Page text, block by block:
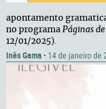
apontamento
no programa Páginas
12/01/2025).
Inês Gama · 14 de janeiro de